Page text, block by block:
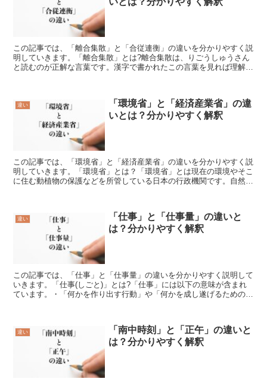
この記事では、「離合集散」と「合従連衡」の違いを分かりやすく説
明していきます。「離合集散」とは?離合集散は、りごうしゅうさん
と読むのが正解な言葉です。漢字で書かれたこの言葉を見れば理解出
違い
「環境省」と「経済産業省」の違
いとは？分かりやすく解釈
この記事では、「環境省」と「経済産業省」の違いを分かりやすく説
明していきます。「環境省」とは？「環境省」とは現在の環境やそこ
に住む動植物の保護などを所管している日本の行政機関です。自然環
違い
「仕事」と「仕事量」の違いと
は？分かりやすく解釈
この記事では、「仕事」と「仕事量」の違いを分かりやすく説明して
いきます。「仕事(しごと)」とは?「仕事」には以下の意味が含まれ
ています。・「何かを作り出す行動」や「何かを成し遂げるための行
違い
「南中時刻」と「正午」の違いと
は？分かりやすく解釈